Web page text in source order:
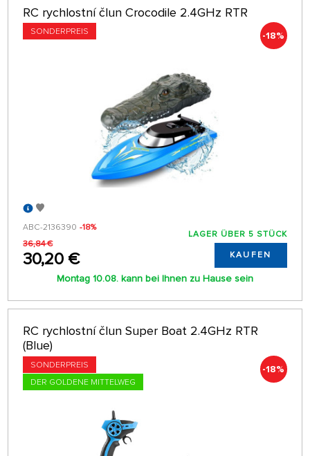
RC rychlostní člun Crocodile 2.4GHz RTR
SONDERPREIS -18%
ABC-2136390 -18%
36,84 €
30,20 €
LAGER ÜBER 5 STÜCK
KAUFEN
Montag 10.08. kann bei Ihnen zu Hause sein
RC rychlostní člun Super Boat 2.4GHz RTR
(Blue)
SONDERPREIS
DER GOLDENE MITTELWEG
-18%